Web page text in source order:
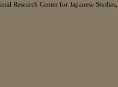
Research Center for Japanese